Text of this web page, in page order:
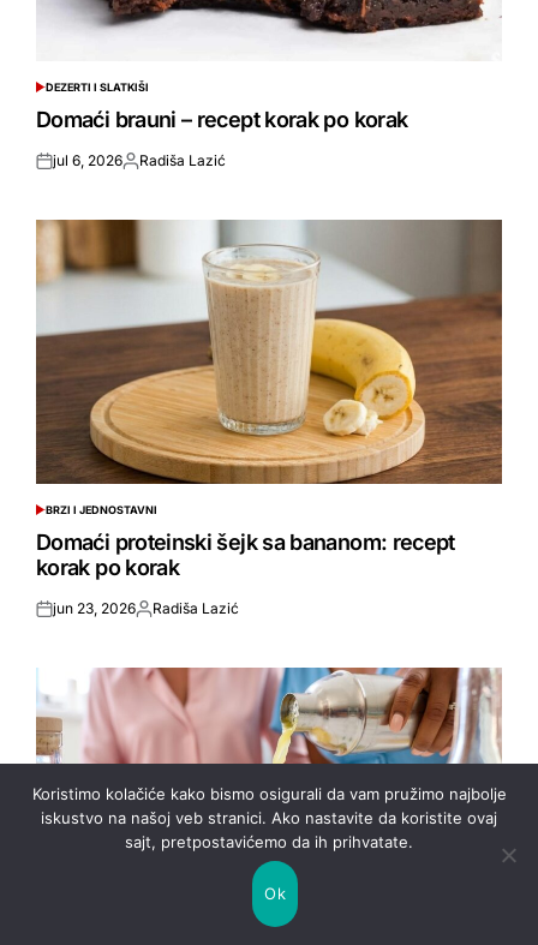
POSTED
IN
DEZERTI I SLATKIŠI
Domaći brauni – recept korak po korak
Posted
jul 6, 2026Objavio
Radiša Lazić
POSTED
IN
BRZI I JEDNOSTAVNI
Domaći proteinski šejk sa bananom: recept
korak po korak
Posted
jun 23, 2026Objavio
Radiša Lazić
Koristimo kolačiće kako bismo osigurali da vam pružimo najbolje
iskustvo na našoj veb stranici. Ako nastavite da koristite ovaj
sajt, pretpostavićemo da ih prihvatate.
Ok